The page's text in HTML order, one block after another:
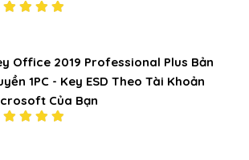
Office 2019 Professional Plus Bản
1PC - Key ESD Theo Tài Khoản
Của Bạn